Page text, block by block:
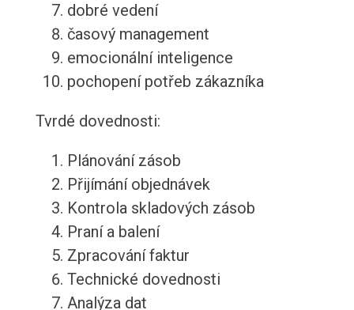
dobré vedení
časový management
emocionální inteligence
pochopení potřeb zákazníka
Tvrdé dovednosti:
Plánování zásob
Přijímání objednávek
Kontrola skladových zásob
Praní a balení
Zpracování faktur
Technické dovednosti
Analýza dat